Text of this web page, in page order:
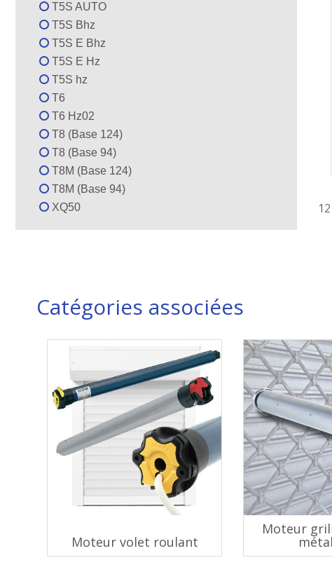
T5S AUTO
T5S Bhz
T5S E Bhz
T5S E Hz
T5S hz
T6
T6 Hz02
T8 (Base 124)
T8 (Base 94)
T8M (Base 124)
T8M (Base 94)
XQ50
Catégories associées
Moteur volet roulant
Moteur